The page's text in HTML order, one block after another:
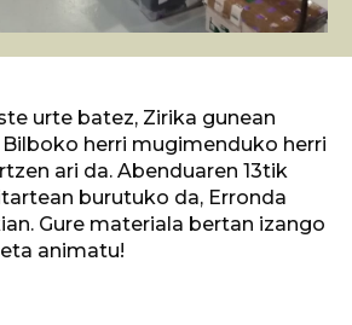
urte batez, Zirika gunean
herri mugimenduko herri
ari da. Abenduaren 13tik
burutuko da, Erronda
Gure materiala bertan izango
animatu!